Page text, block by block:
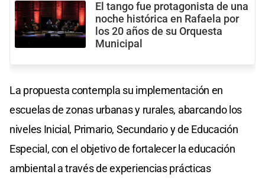
El tango fue protagonista de una
noche histórica en Rafaela por
los 20 años de su Orquesta
Municipal
La propuesta contempla su implementación en
escuelas de zonas urbanas y rurales, abarcando los
niveles Inicial, Primario, Secundario y de Educación
Especial, con el objetivo de fortalecer la educación
ambiental a través de experiencias prácticas